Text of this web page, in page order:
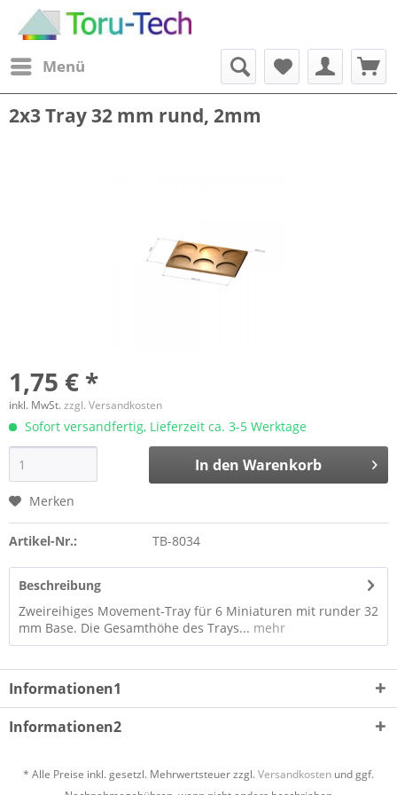
Menü
2x3 Tray 32 mm rund, 2mm
1,75 € *
inkl. MwSt.zzgl. Versandkosten
Sofort versandfertig, Lieferzeit ca. 3-5 Werktage
In den Warenkorb
Merken
Artikel-Nr.: TB-8034
Beschreibung
Zweireihiges Movement-Tray für 6 Miniaturen mit runder 32
mm Base. Die Gesamthöhe des Trays... mehr
Informationen1
Informationen2
* Alle Preise inkl. gesetzl. Mehrwertsteuer zzgl.Versandkosten und ggf.